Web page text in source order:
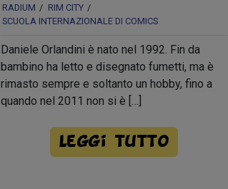
RADIUM
RIM CITY
SCUOLA INTERNAZIONALE DI COMICS
Daniele Orlandini è nato nel 1992. Fin da
bambino ha letto e disegnato fumetti, ma è
rimasto sempre e soltanto un hobby, fino a
quando nel 2011 non si è […]
Leggi tutto